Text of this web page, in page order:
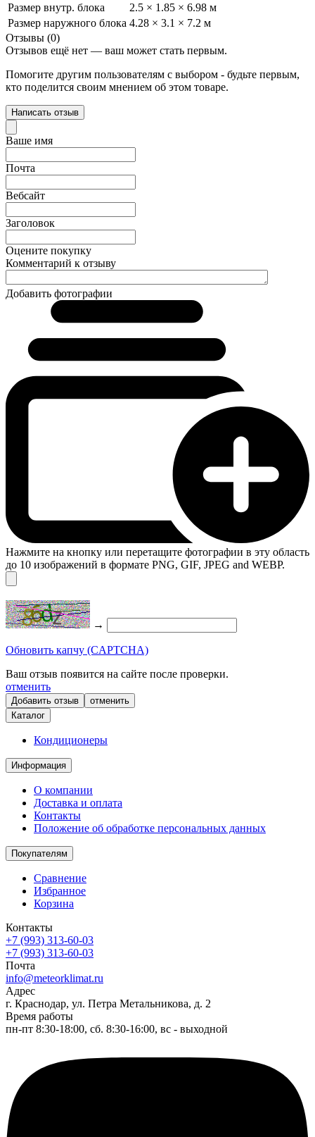
Размер внутр. блока
2.5 × 1.85 × 6.98 м
Размер наружного блока 4.28 × 3.1 × 7.2 м
Отзывы (0)
Отзывов ещё нет — ваш может стать первым.
Помогите другим пользователям с выбором - будьте первым,
кто поделится своим мнением об этом товаре.
Написать отзыв
Ваше имя
Почта
Вебсайт
Заголовок
Оцените покупку
Комментарий к отзыву
Добавить фотографии
Нажмите на кнопку или перетащите фотографии в эту область
до 10 изображений в формате PNG, GIF, JPEG and WEBP.
→
Обновить капчу (CAPTCHA)
Ваш отзыв появится на сайте после проверки.
отменить
отменить
Каталог
Кондиционеры
Информация
О компании
Доставка и оплата
Контакты
Положение об обработке персональных данных
Покупателям
Сравнение
Избранное
Корзина
Контакты
+7 (993) 313-60-03
+7 (993) 313-60-03
Почта
info@meteorklimat.ru
Адрес
г. Краснодар, ул. Петра Метальникова, д. 2
Время работы
пн-пт 8:30-18:00, сб. 8:30-16:00, вс - выходной